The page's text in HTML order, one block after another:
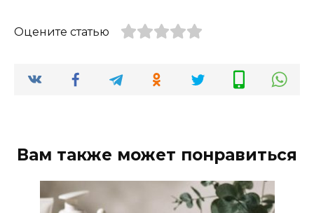
Оцените статью
Вам также может понравиться